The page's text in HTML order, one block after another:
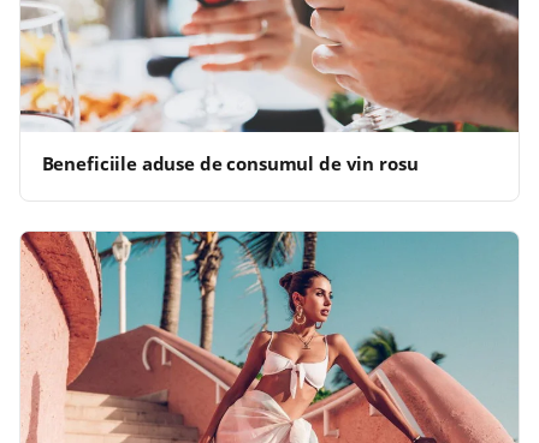
Beneficiile aduse de consumul de vin rosu